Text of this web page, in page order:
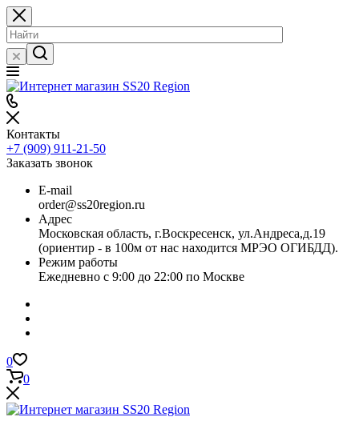
Контакты
+7 (909) 911-21-50
Заказать звонок
E-mail
order@ss20region.ru
Адрес
Московская область, г.Воскресенск, ул.Андреса,д.19
(ориентир - в 100м от нас находится МРЭО ОГИБДД).
Режим работы
Ежедневно с 9:00 до 22:00 по Москве
0
0